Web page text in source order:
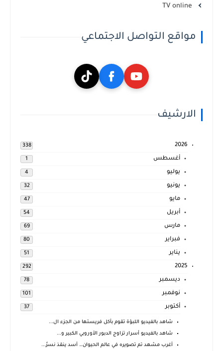
مواقع التواصل الاجتماعي
الارشيف
2026
338
أغسطس 1
يوليو 4
يونيو 32
مايو 47
أبريل 54
مارس 69
فبراير 80
يناير 51
2025
292
ديسمبر 78
نوفمبر 101
أكتوبر 37
شاهد بالفيديو اللبؤة تقوم بأكل فريستها من الجزء ال...
شاهد بالفيديو أسرار تزاوج الدبور الأوروبي الكبير و...
أغرب مشهد تم تصويره في عالم الحيوان… أسد ينقذ نسرً...